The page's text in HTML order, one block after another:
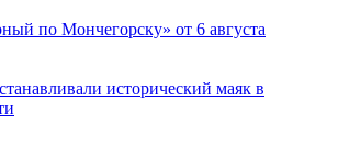
по Мончегорску» от 6 августа
исторический маяк в